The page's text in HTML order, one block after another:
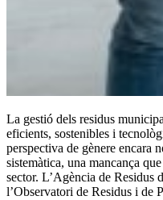
La gestió dels residus
eficients, sostenibles i
perspectiva de gènere encara
sistemàtica, una mancança
sector. L’Agència de
l’Observatori de Residus i de